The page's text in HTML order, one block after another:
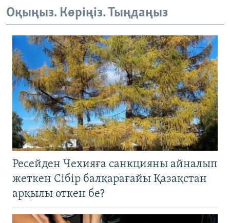
Оқыңыз. Көріңіз. Тыңдаңыз
Ресейден Чехияға санкцияны айналып
жеткен Сібір балқарағайы Қазақстан
арқылы өткен бе?